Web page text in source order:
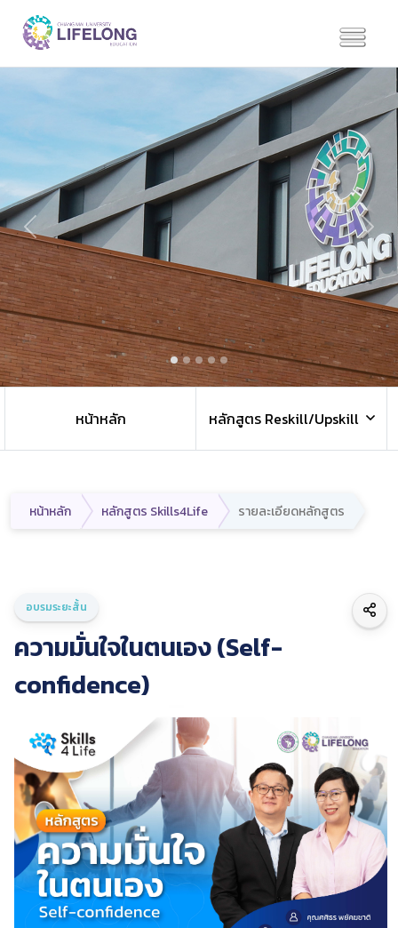
Previous Next
หน้าหลัก หลักสูตร Reskill/Upskill
หน้าหลัก หลักสูตร Skills4Life รายละเอียดหลักสูตร
อบรมระยะสั้น
ความมั่นใจในตนเอง (Self-
confidence)